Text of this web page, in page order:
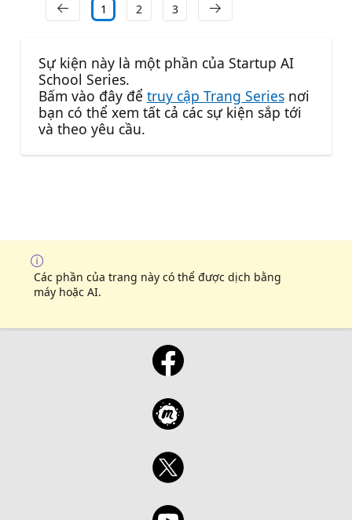
1 2 3
Sự kiện này là một phần của Startup AI
School Series.
Bấm vào đây để truy cập Trang Seriesnơi
bạn có thể xem tất cả các sự kiện sắp tới
và theo yêu cầu.
Các phần của trang này có thể được dịch bằng
máy hoặc AI.